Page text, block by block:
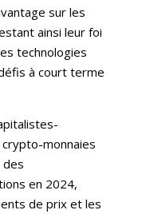
sur les
ainsi leur foi
technologies
à court terme
monnaies
des
en 2024,
de prix et les